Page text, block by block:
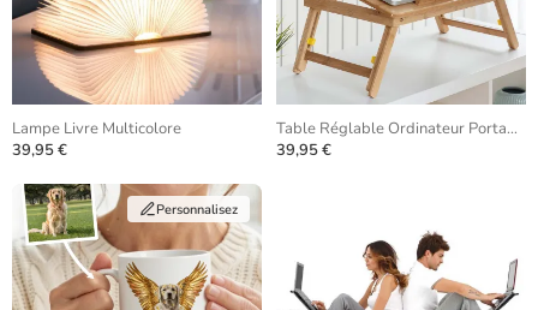
Lampe Livre Multicolore
39,95 €
Table Réglable Ordinateur Portable Bambou
39,95 €
Personnalisez